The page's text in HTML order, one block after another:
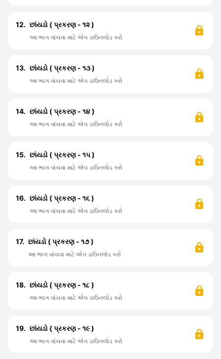
12. છાંયડો ( પ્રકરણ - ૧૨ )
આ ભાગ વાંચવા માટે એપ ડાઉનલોડ કરો
13. છાંયડો ( પ્રકરણ - ૧૩ )
આ ભાગ વાંચવા માટે એપ ડાઉનલોડ કરો
14. છાંયડો ( પ્રકરણ - ૧૪ )
આ ભાગ વાંચવા માટે એપ ડાઉનલોડ કરો
15. છાંયડો ( પ્રકરણ - ૧૫ )
આ ભાગ વાંચવા માટે એપ ડાઉનલોડ કરો
16. છાંયડો ( પ્રકરણ - ૧૬ )
આ ભાગ વાંચવા માટે એપ ડાઉનલોડ કરો
17. છાંયડો ( પ્રકરણ - ૧૭ )
આ ભાગ વાંચવા માટે એપ ડાઉનલોડ કરો
18. છાંયડો ( પ્રકરણ - ૧૮ )
આ ભાગ વાંચવા માટે એપ ડાઉનલોડ કરો
19. છાંયડો ( પ્રકરણ - ૧૯ )
આ ભાગ વાંચવા માટે એપ ડાઉનલોડ કરો